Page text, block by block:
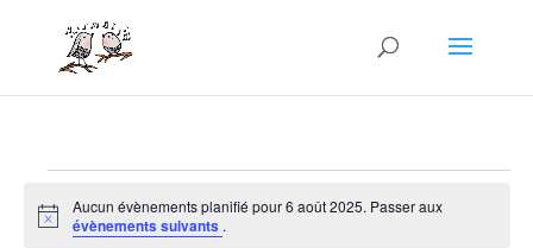
Évènements
for
Notice
Aucun évènements planifié pour 6 août 2025. Passer aux
évènements suivants .